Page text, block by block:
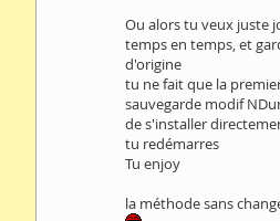
Ou alors tu veux juste
temps en temps, et
d'origine
tu ne fait que la
sauvegarde modif
de s'installer
tu redémarres
Tu enjoy
la méthode sans